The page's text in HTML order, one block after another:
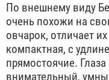
По внешнему виду
очень похожи на
овчарок, отличает
компактная, с
прямостоячие.
внимательный,